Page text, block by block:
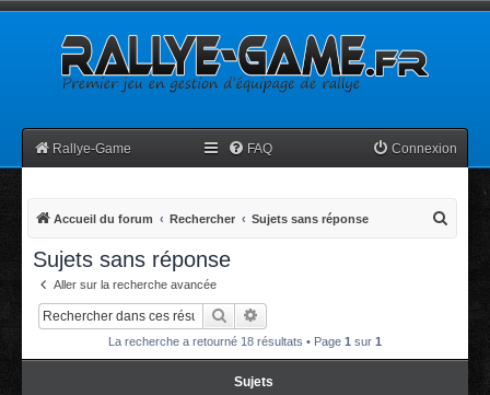
Rallye-Game FAQ Connexion
Accueil du forum Rechercher Sujets sans réponse
Sujets sans réponse
Aller sur la recherche avancée
Rechercher
La recherche a retourné 18 résultats • Page 1 sur 1
Sujets